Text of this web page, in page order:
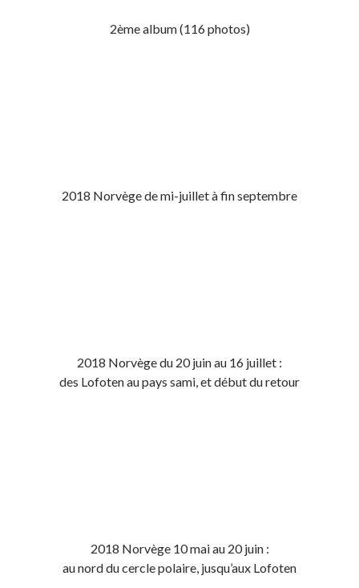
2ème album (116 photos)
2018 Norvège de mi-juillet à fin septembre
2018 Norvège du 20 juin au 16 juillet :
des Lofoten au pays sami, et début du retour
2018 Norvège 10 mai au 20 juin :
au nord du cercle polaire, jusqu’aux Lofoten